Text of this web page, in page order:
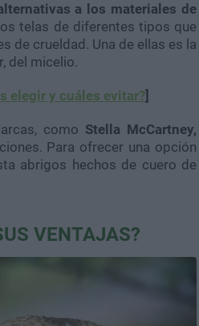
a los materiales de
telas de diferentes tipos que
de crueldad. Una de ellas es la
del micelio.
elegir y cuáles evitar?]
como Stella McCartney,
Para ofrecer una opción
abrigos hechos de cuero de
VENTAJAS?